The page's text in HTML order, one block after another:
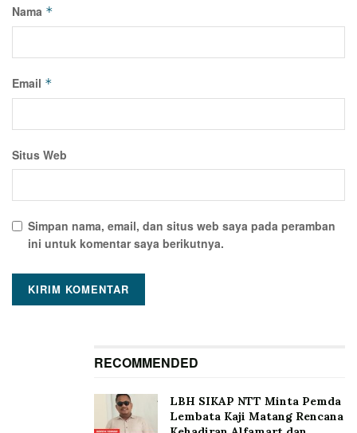
Nama *
Email *
Situs Web
Simpan nama, email, dan situs web saya pada peramban
ini untuk komentar saya berikutnya.
RECOMMENDED
LBH SIKAP NTT Minta Pemda
Lembata Kaji Matang Rencana